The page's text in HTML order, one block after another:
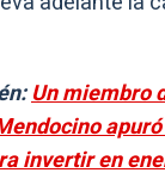
Un miembro
invertir en